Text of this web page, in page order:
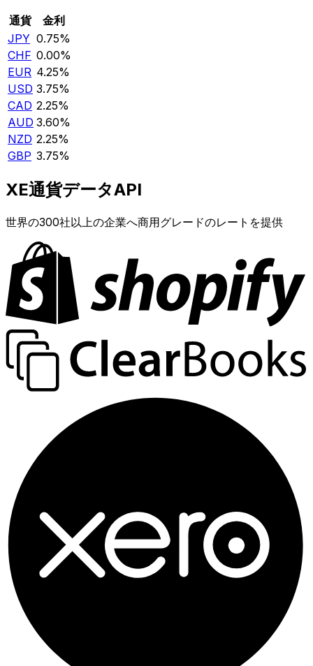
通貨
金利
JPY 0.75%
CHF 0.00%
EUR 4.25%
USD 3.75%
CAD 2.25%
AUD 3.60%
NZD 2.25%
GBP 3.75%
XE通貨データAPI
世界の300社以上の企業へ商用グレードのレートを提供